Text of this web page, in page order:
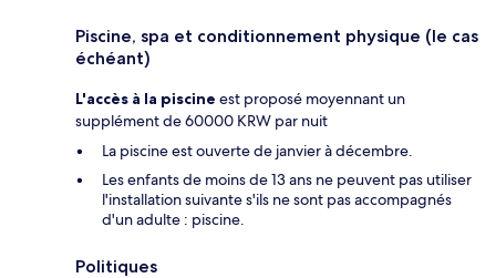
Piscine, spa et conditionnement physique (le cas
échéant)
L'accès à la piscine est proposé moyennant un
supplément de 60000 KRW par nuit
La piscine est ouverte de janvier à décembre.
Les enfants de moins de 13 ans ne peuvent pas utiliser
l'installation suivante s'ils ne sont pas accompagnés
d'un adulte : piscine.
Politiques